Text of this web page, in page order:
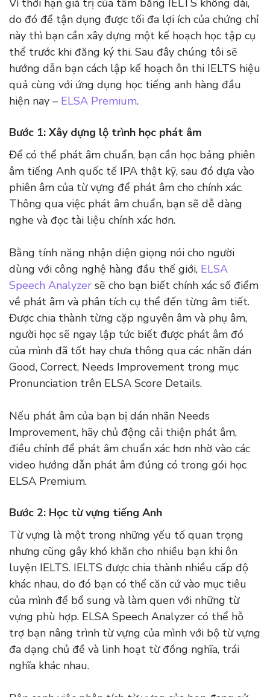
Vì thời hạn giá trị của tấm bằng IELTS không dài,
do đó để tận dụng được tối đa lợi ích của chứng chỉ
này thì bạn cần xây dựng một kế hoạch học tập cụ
thể trước khi đăng ký thi. Sau đây chúng tôi sẽ
hướng dẫn bạn cách lập kế hoạch ôn thi IELTS hiệu
quả cùng với ứng dụng học tiếng anh hàng đầu
hiện nay – ELSA Premium.
Bước 1: Xây dựng lộ trình học phát âm
Để có thể phát âm chuẩn, bạn cần học bảng phiên
âm tiếng Anh quốc tế IPA thật kỹ, sau đó dựa vào
phiên âm của từ vựng để phát âm cho chính xác.
Thông qua việc phát âm chuẩn, bạn sẽ dễ dàng
nghe và đọc tài liệu chính xác hơn.
Bằng tính năng nhận diện giọng nói cho người
dùng với công nghệ hàng đầu thế giới, ELSA
Speech Analyzer sẽ cho bạn biết chính xác số điểm
về phát âm và phân tích cụ thể đến từng âm tiết.
Được chia thành từng cặp nguyên âm và phụ âm,
người học sẽ ngay lập tức biết được phát âm đó
của mình đã tốt hay chưa thông qua các nhãn dán
Good, Correct, Needs Improvement trong mục
Pronunciation trên ELSA Score Details.
Nếu phát âm của bạn bị dán nhãn Needs
Improvement, hãy chủ động cải thiện phát âm,
điều chỉnh để phát âm chuẩn xác hơn nhờ vào các
video hướng dẫn phát âm đúng có trong gói học
ELSA Premium.
Bước 2: Học từ vựng tiếng Anh
Từ vựng là một trong những yếu tố quan trọng
nhưng cũng gây khó khăn cho nhiều bạn khi ôn
luyện IELTS. IELTS được chia thành nhiều cấp độ
khác nhau, do đó bạn có thể căn cứ vào mục tiêu
của mình để bổ sung và làm quen với những từ
vựng phù hợp. ELSA Speech Analyzer có thể hỗ
trợ bạn nâng trình từ vựng của mình với bộ từ vựng
đa dạng chủ đề và linh hoạt từ đồng nghĩa, trái
nghĩa khác nhau.